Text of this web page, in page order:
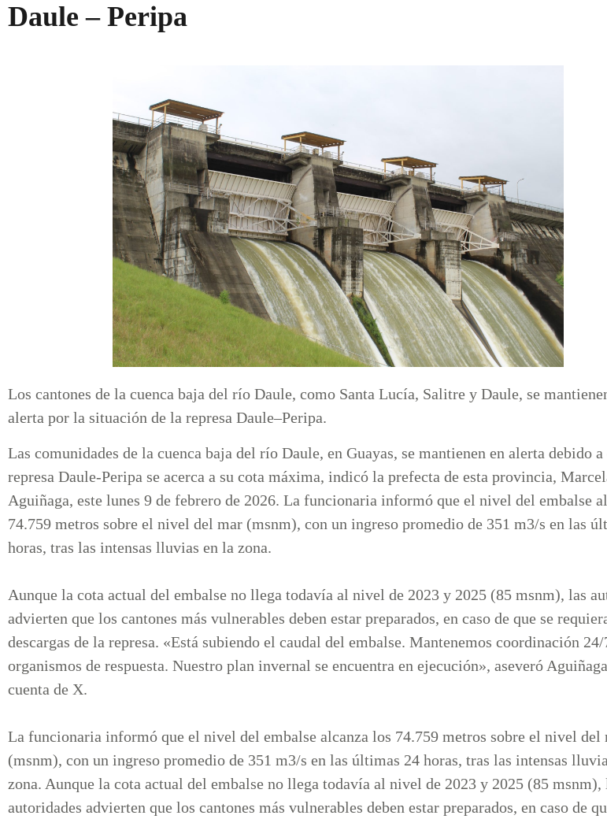
Daule – Peripa
Los cantones de la cuenca baja del río Daule, como Santa Lucía, Salitre y Daule, se
alerta por la situación de la represa Daule–Peripa.
Las comunidades de la cuenca baja del río Daule, en Guayas, se mantienen en alerta debido a
represa Daule-Peripa se acerca a su cota máxima, indicó la prefecta de esta provincia,
Aguiñaga, este lunes 9 de febrero de 2026. La funcionaria informó que el nivel del embalse
74.759 metros sobre el nivel del mar (msnm), con un ingreso promedio de 351 m3/s en las
horas, tras las intensas lluvias en la zona.
Aunque la cota actual del embalse no llega todavía al nivel de 2023 y 2025 (85 msnm), las
advierten que los cantones más vulnerables deben estar preparados, en caso de que se
descargas de la represa. «Está subiendo el caudal del embalse. Mantenemos coordinación 24/
organismos de respuesta. Nuestro plan invernal se encuentra en ejecución», aseveró
cuenta de X.
La funcionaria informó que el nivel del embalse alcanza los 74.759 metros sobre el nivel del
(msnm), con un ingreso promedio de 351 m3/s en las últimas 24 horas, tras las intensas
zona. Aunque la cota actual del embalse no llega todavía al nivel de 2023 y 2025 (85 msnm),
autoridades advierten que los cantones más vulnerables deben estar preparados, en caso de